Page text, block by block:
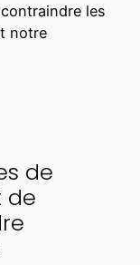
les
notre
de
de